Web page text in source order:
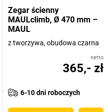
Zegar ścienny
MAULclimb, Ø 470 mm –
MAUL
z tworzywa, obudowa czarna
netto
365,- zł
6-10 dni roboczych